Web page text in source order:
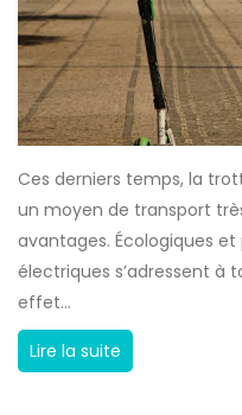
v
a
i
s
e
d
é
e
e
e
n
h
v
e
r
c
o
Ces derniers temps, la
un moyen de transport
avantages. Écologiques
électriques s’adressent à
effet...
Lire la suite